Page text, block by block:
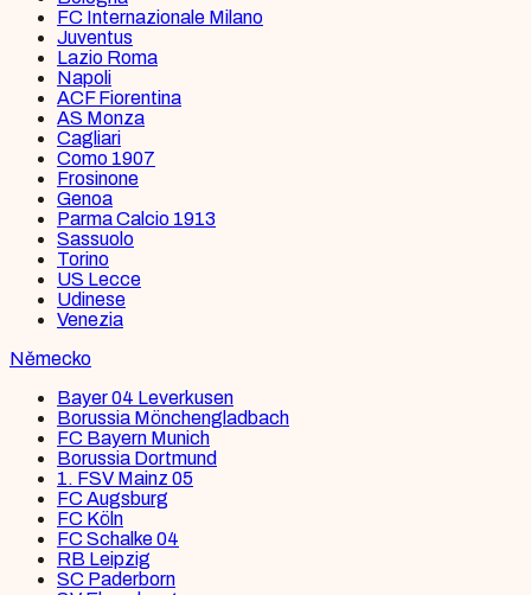
FC Internazionale Milano
Juventus
Lazio Roma
Napoli
ACF Fiorentina
AS Monza
Cagliari
Como 1907
Frosinone
Genoa
Parma Calcio 1913
Sassuolo
Torino
US Lecce
Udinese
Venezia
Německo
Bayer 04 Leverkusen
Borussia Mönchengladbach
FC Bayern Munich
Borussia Dortmund
1. FSV Mainz 05
FC Augsburg
FC Köln
FC Schalke 04
RB Leipzig
SC Paderborn